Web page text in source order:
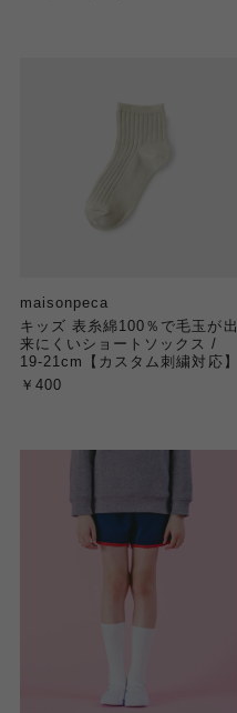
maisonpeca
キッズ 表糸綿100％で毛玉が出
来にくいショートソックス /
19-21cm【カスタム刺繍対応】
￥400